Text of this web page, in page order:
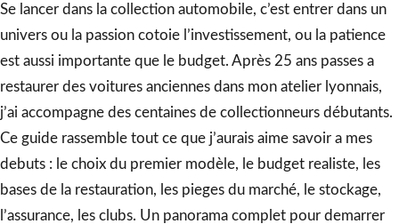
Se lancer dans la collection automobile, c’est entrer dans un
univers ou la passion cotoie l’investissement, ou la patience
est aussi importante que le budget. Après 25 ans passes a
restaurer des voitures anciennes dans mon atelier lyonnais,
j’ai accompagne des centaines de collectionneurs débutants.
Ce guide rassemble tout ce que j’aurais aime savoir a mes
debuts : le choix du premier modèle, le budget realiste, les
bases de la restauration, les pieges du marché, le stockage,
l’assurance, les clubs. Un panorama complet pour demarrer